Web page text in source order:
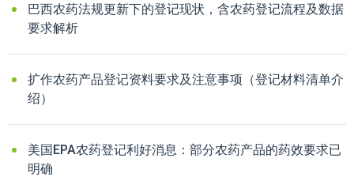
巴西农药法规更新下的登记现状，含农药登记流程及数据
要求解析
扩作农药产品登记资料要求及注意事项（登记材料清单介
绍）
美国EPA农药登记利好消息：部分农药产品的药效要求已
明确